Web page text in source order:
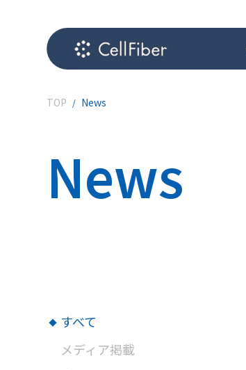
TOP News
News
すべて
メディア掲載